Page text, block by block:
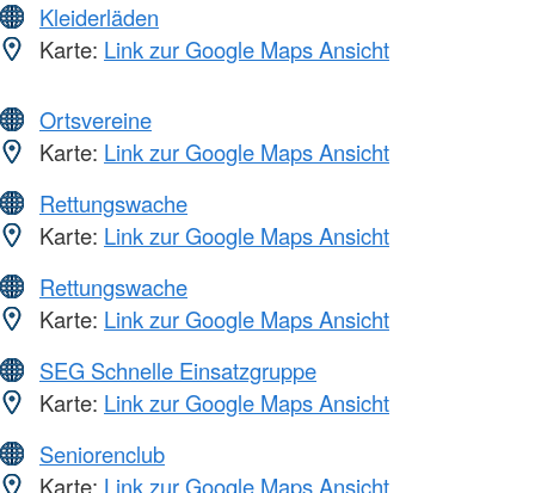
Kleiderläden
Karte: Link zur Google Maps Ansicht
Ortsvereine
Karte: Link zur Google Maps Ansicht
Rettungswache
Karte: Link zur Google Maps Ansicht
Rettungswache
Karte: Link zur Google Maps Ansicht
SEG Schnelle Einsatzgruppe
Karte: Link zur Google Maps Ansicht
Seniorenclub
Karte: Link zur Google Maps Ansicht